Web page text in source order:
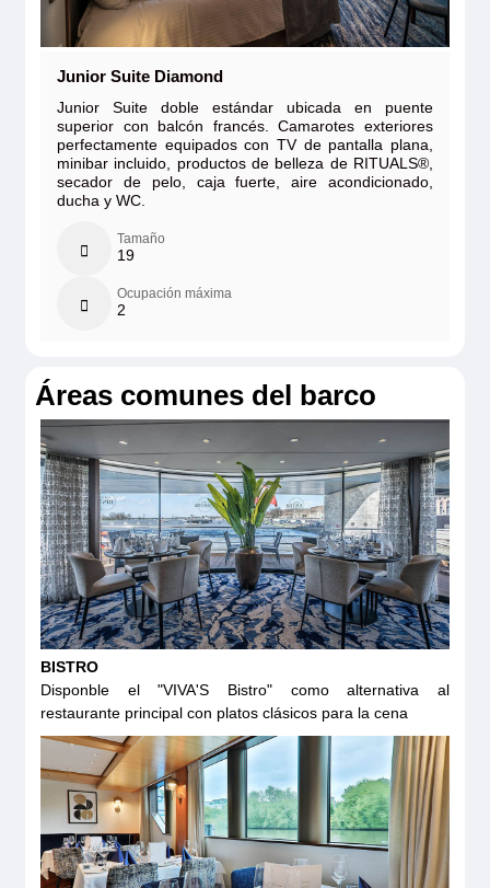
Junior Suite Diamond
Junior Suite doble estándar ubicada en puente
superior con balcón francés. Camarotes exteriores
perfectamente equipados con TV de pantalla plana,
minibar incluido, productos de belleza de RITUALS®,
secador de pelo, caja fuerte, aire acondicionado,
ducha y WC.
Tamaño
19
Ocupación máxima
2
Áreas comunes del barco
BISTRO
Disponble el "VIVA'S Bistro" como alternativa al
restaurante principal con platos clásicos para la cena